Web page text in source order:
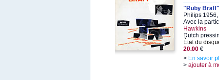
"Ruby Braff"
Philips
Avec la
Hawkins
Dutch
État du
20.00 €
> En savoir
> ajouter à